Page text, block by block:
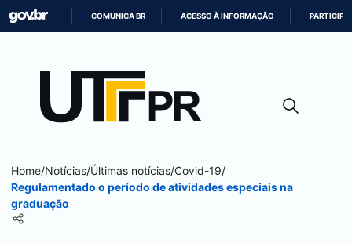
CONTEÚDO
COMUNICA BR ACESSO À INFORMAÇÃO PARTICIPE
Home/Notícias/Últimas notícias/Covid-19/
Regulamentado o período de atividades especiais na
graduação